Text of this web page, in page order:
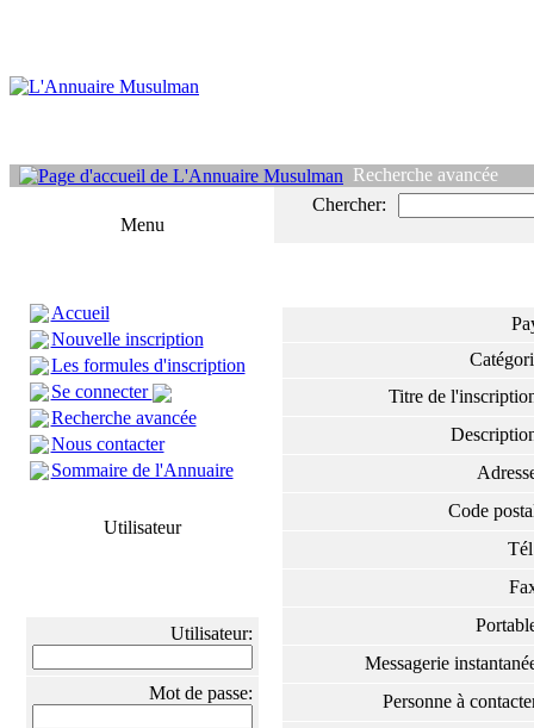
Recherche avancée
Menu
Accueil
Nouvelle inscription
Les formules d'inscription
Se connecter
Recherche avancée
Nous contacter
Sommaire de l'Annuaire
Utilisateur
Utilisateur:
Mot de passe:
Chercher:
Titre de
Code
Messagerie
Personne à